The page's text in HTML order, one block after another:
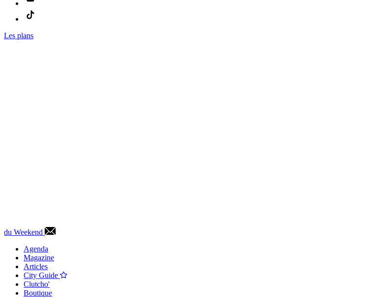
Les plans
du Weekend
Agenda
Magazine
Articles
City Guide
Clutcho'
Boutique